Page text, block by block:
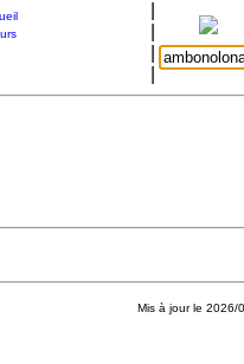
Mis à jour le 2026/